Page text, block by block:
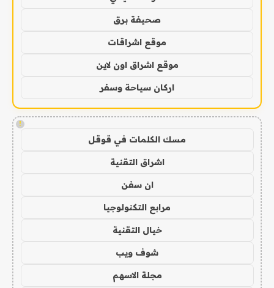
صحيفة برق
موقع اشراقات
موقع اشراق اون لاين
اركان سياحة وسفر
!
مسك الكلمات في قوقل
اشراق التقنية
ان سفن
مرابع التكنولوجيا
خيال التقنية
شوف ويب
مجلة الاسهم